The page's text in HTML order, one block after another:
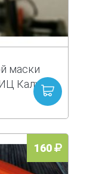
маски
Калуги)
160